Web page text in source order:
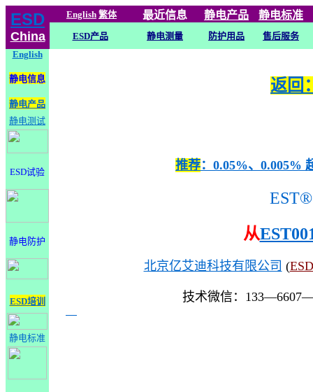
ESD
China
English 繁体 最近信息 静电产品 静电标准
ESD产品 静电测量 防护用品
售后服务
English
静电信息
静电产品
静电测试
ESD试验
静电防护
ESD培训
静电标准
返回
推荐：0.05%、0.005%
EST®
从
北京亿艾迪科技有限公司 (
技术微信：